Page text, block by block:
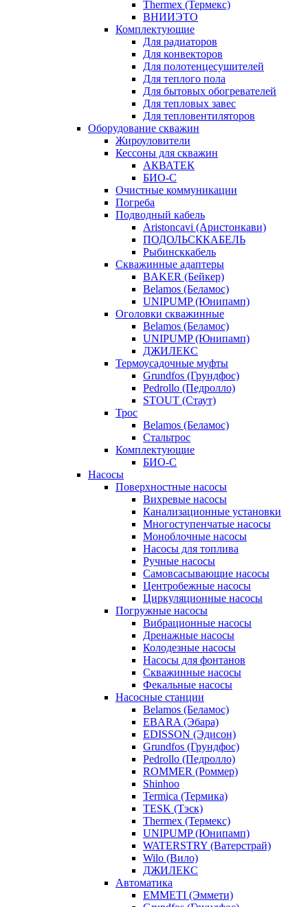
Thermex (Термекс)
ВНИИЭТО
Комплектующие
Для радиаторов
Для конвекторов
Для полотенцесушителей
Для теплого пола
Для бытовых обогревателей
Для тепловых завес
Для тепловентиляторов
Оборудование скважин
Жироуловители
Кессоны для скважин
АКВАТЕК
БИО-С
Очистные коммуникации
Погреба
Подводный кабель
Aristoncavi (Аристонкави)
ПОДОЛЬСККАБЕЛЬ
Рыбинсккабель
Скважинные адаптеры
BAKER (Бейкер)
Belamos (Беламос)
UNIPUMP (Юнипамп)
Оголовки скважинные
Belamos (Беламос)
UNIPUMP (Юнипамп)
ДЖИЛЕКС
Термоусадочные муфты
Grundfos (Грундфос)
Pedrollo (Педролло)
STOUT (Стаут)
Трос
Belamos (Беламос)
Стальтрос
Комплектующие
БИО-С
Насосы
Поверхностные насосы
Вихревые насосы
Канализационные установки
Многоступенчатые насосы
Моноблочные насосы
Насосы для топлива
Ручные насосы
Самовсасывающие насосы
Центробежные насосы
Циркуляционные насосы
Погружные насосы
Вибрационные насосы
Дренажные насосы
Колодезные насосы
Насосы для фонтанов
Скважинные насосы
Фекальные насосы
Насосные станции
Belamos (Беламос)
EBARA (Эбара)
EDISSON (Эдисон)
Grundfos (Грундфос)
Pedrollo (Педролло)
ROMMER (Роммер)
Shinhoo
Termica (Термика)
TESK (Тэск)
Thermex (Термекс)
UNIPUMP (Юнипамп)
WATERSTRY (Ватерстрай)
Wilo (Вило)
ДЖИЛЕКС
Автоматика
EMMETI (Эммети)